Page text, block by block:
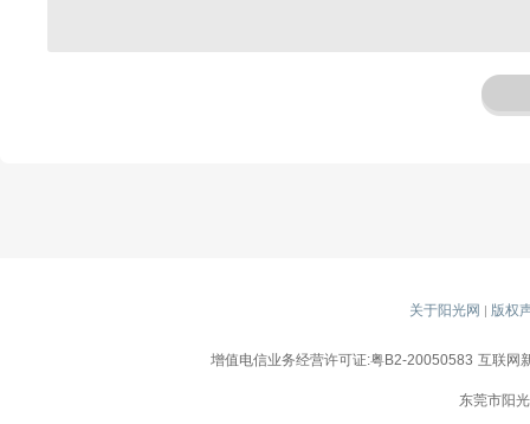
关于阳光网 | 版权
增值电信业务经营许可证:粤B2-20050583 互联网
东莞市阳